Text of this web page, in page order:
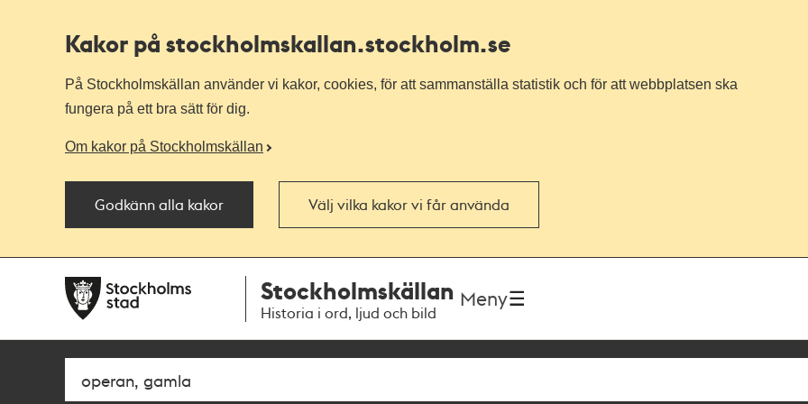
Kakor på stockholmskallan.stockholm.se
På Stockholmskällan använder vi kakor, cookies, för att sammanställa statistik och för att webbplatsen ska
fungera på ett bra sätt för dig.
Om kakor på Stockholmskällan
Godkänn alla kakor Välj vilka kakor vi får använda
navigationen
huvudinnehållet
Stockholmskällan
Historia i ord, ljud och bild
Meny
Sök